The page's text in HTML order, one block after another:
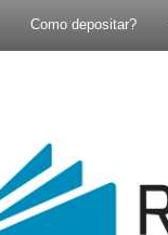
Como depositar?